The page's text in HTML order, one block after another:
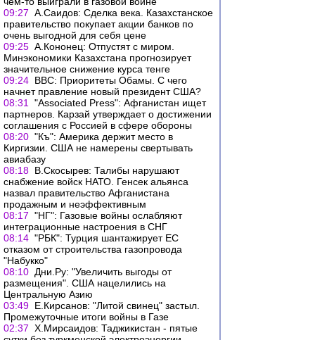
09:27 А.Саидов: Сделка века. Казахстанское
правительство покупает акции банков по
очень выгодной для себя цене
09:25 А.Кононец: Отпустят с миром.
Минэкономики Казахстана прогнозирует
значительное снижение курса тенге
09:24 ВВС: Приоритеты Обамы. С чего
начнет правление новый президент США?
08:31
"Associated Press": Афганистан ищет
партнеров. Карзай утверждает о достижении
соглашения с Россией в сфере обороны
08:20 "Къ": Америка держит место в
Киргизии. США не намерены свертывать
авиабазу
08:18 В.Скосырев: Талибы нарушают
снабжение войск НАТО. Генсек альянса
назвал правительство Афганистана
продажным и неэффективным
08:17 "НГ": Газовые войны ослабляют
интеграционные настроения в СНГ
08:14 "РБК": Турция шантажирует ЕС
отказом от строительства газопровода
"Набукко"
08:10 Дни.Ру: "Увеличить выгоды от
размещения". США нацелились на
Центральную Азию
03:49 Е.Кирсанов: "Литой свинец" застыл.
Промежуточные итоги войны в Газе
02:37 Х.Мирсаидов: Таджикистан - пятые